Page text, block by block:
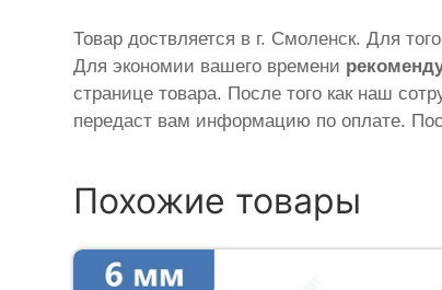
Товар доствляется в г. Смоленск. Для
Для экономии вашего времени
странице товара. После того как наш
передаст вам информацию по оплате.
Похожие товары